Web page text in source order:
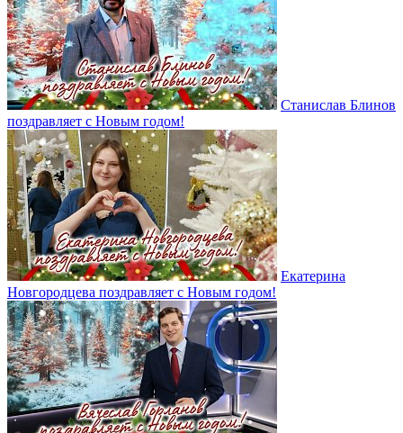
Станислав Блинов
поздравляет с Новым годом!
Екатерина
Новгородцева поздравляет с Новым годом!